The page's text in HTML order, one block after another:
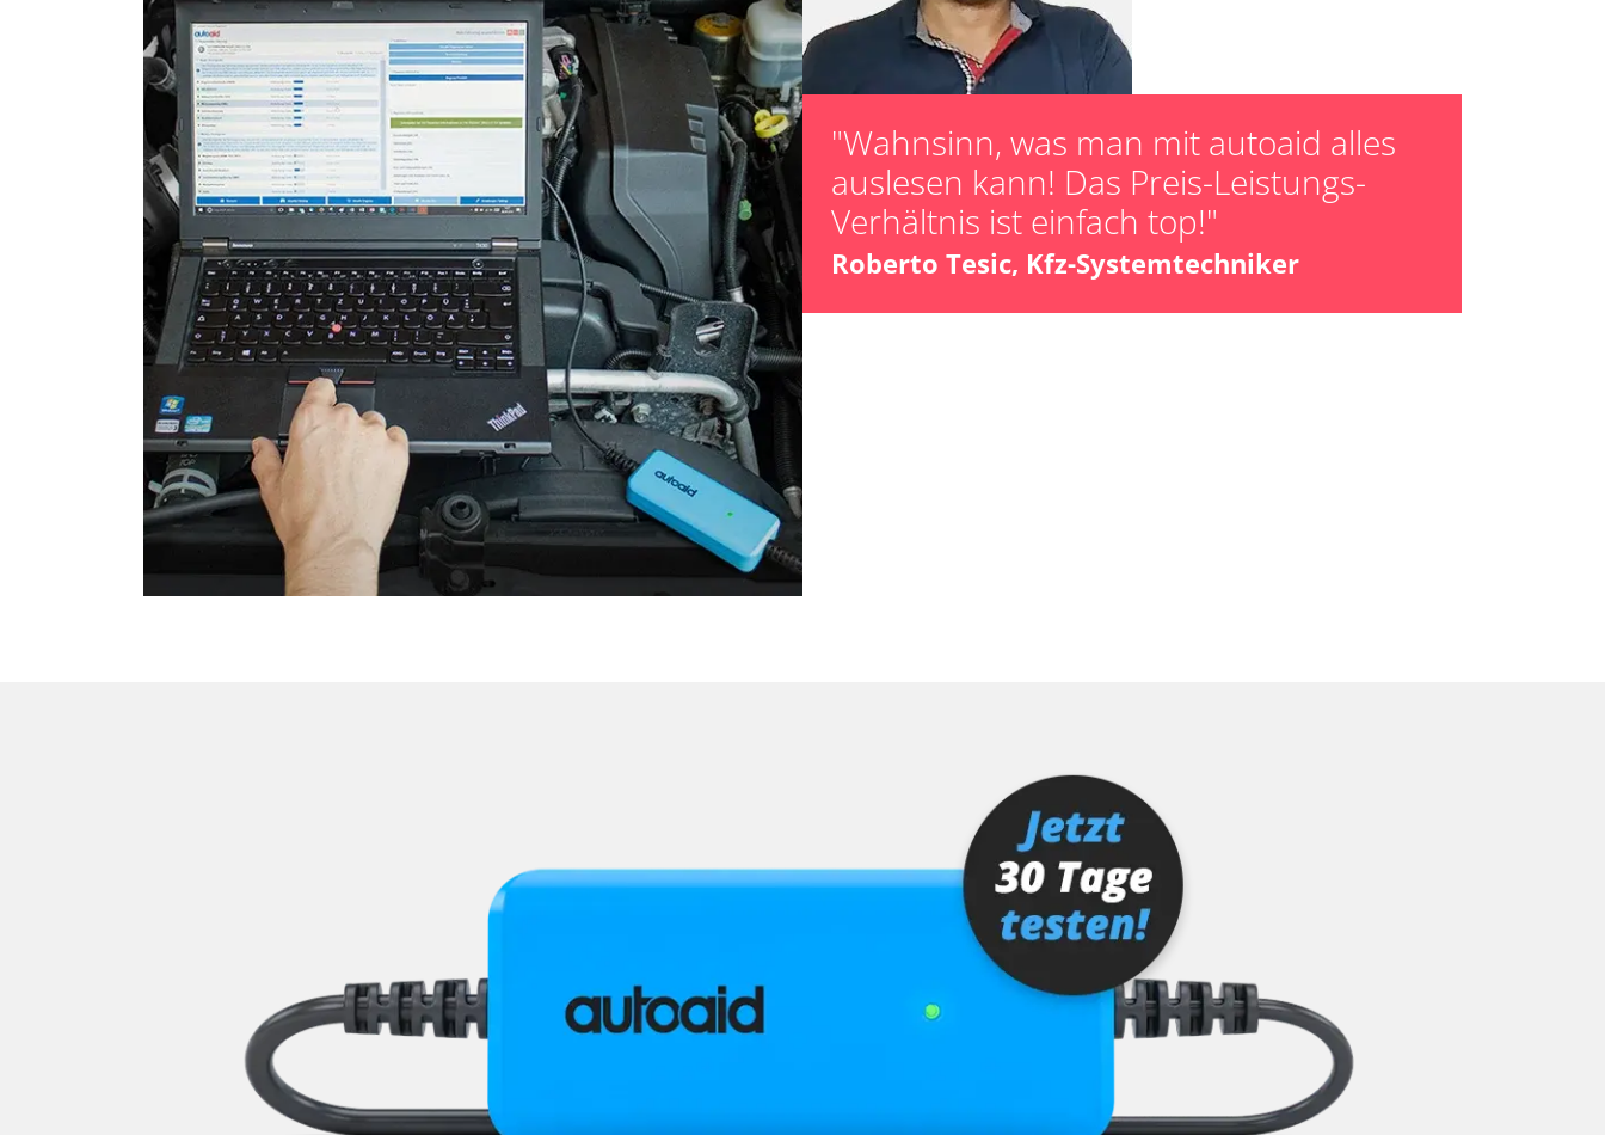
Soundsystem
Stand-/Zusatzheizung 2
Start Authentifikation
Telefon-/Notruf-System
Türsteuergerät hinten links
Türsteuergerät hinten rechts
Türsteuergerät vorne links
Türsteuergerät vorne rechts
Wegfahrsperre
Zentralelektronik
Zentralelektronik 2
Zentralmodul Komfort
Zurücksetzen der AGR Adaptionswerte
Verfügbarkeit abhängig von Modell, Motorisierung, Ausstattung und Konfiguration
"Wahnsinn, was man mit autoaid alles
auslesen kann! Das Preis-Leistungs-
Verhältnis ist einfach top!"
Roberto Tesic, Kfz-Systemtechniker